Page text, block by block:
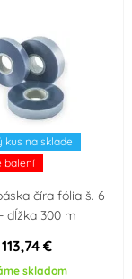
kus na sklade
balení
číra fólia š. 6
dĺžka 300 m
113,74 €
skladom